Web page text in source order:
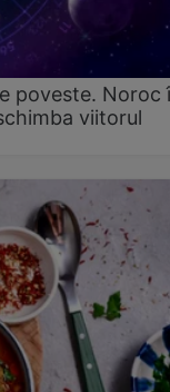
poveste. Noroc
viitorul